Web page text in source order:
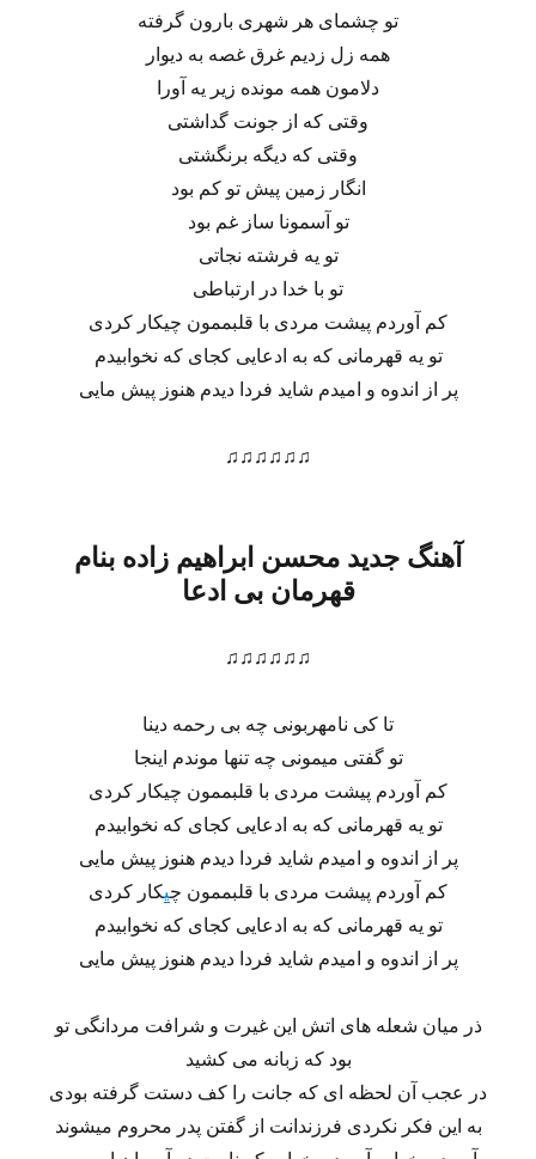
تو چشمای هر شهری بارون گرفته
همه زل زدیم غرق غصه به دیوار
دلامون همه مونده زیر یه آورا
وقتی که از جونت گداشتی
وقتی که دیگه برنگشتی
انگار زمین پیش تو کم بود
تو آسمونا ساز غم بود
تو یه فرشته نجاتی
تو با خدا در ارتباطی
کم آوردم پیشت مردی با قلبممون چیکار کردی
تو یه قهرمانی که به ادعایی کجای که نخوابیدم
پر از اندوه و امیدم شاید فردا دیدم هنوز پیش مایی
♫♫♫♫♫♫
آهنگ جدید محسن ابراهیم زاده بنام
قهرمان بی ادعا
♫♫♫♫♫♫
تا کی نامهربونی چه بی رحمه دینا
تو گفتی میمونی چه تنها موندم اینجا
کم آوردم پیشت مردی با قلبممون چیکار کردی
تو یه قهرمانی که به ادعایی کجای که نخوابیدم
پر از اندوه و امیدم شاید فردا دیدم هنوز پیش مایی
کم آوردم پیشت مردی با قلبممون چیکار کردی
تو یه قهرمانی که به ادعایی کجای که نخوابیدم
پر از اندوه و امیدم شاید فردا دیدم هنوز پیش مایی
ذر میان شعله های اتش این غیرت و شرافت مردانگی تو
بود که زبانه می کشید
در عجب آن لحظه ای که جانت را کف دستت گرفته بودی
به این فکر نکردی فرزندانت از گفتن پدر محروم میشوند